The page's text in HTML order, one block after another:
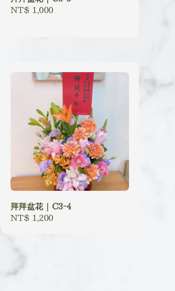
Regular
NT$ 1,000
拜拜盆花｜C3-4
Regular
NT$ 1,200